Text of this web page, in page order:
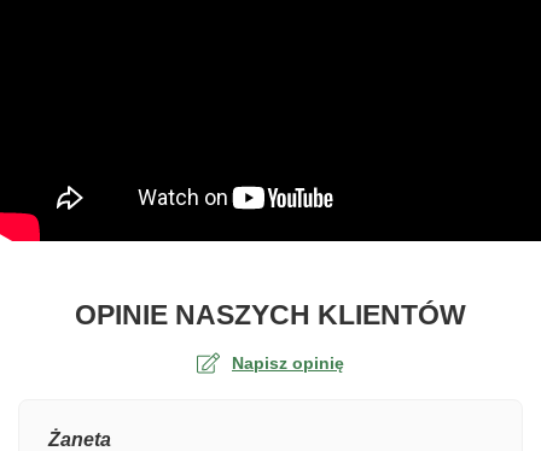
OPINIE NASZYCH KLIENTÓWO
Napisz opinię
Żaneta